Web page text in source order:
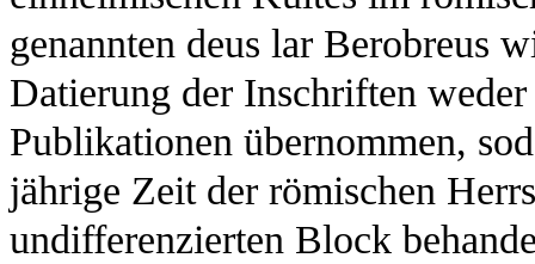
genannten deus lar Berobreus
Datierung der Inschriften
Publikationen übernommen,
jährige Zeit der römischen
undifferenzierten Block